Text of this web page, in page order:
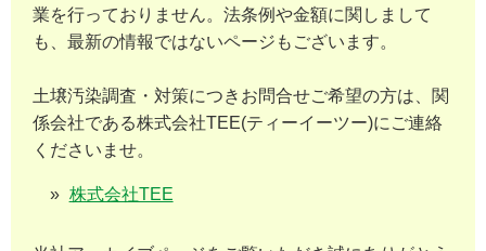
業を行っておりません。法条例や金額に関しまして
も、最新の情報ではないページもございます。
土壌汚染調査・対策につきお問合せご希望の方は、関
係会社である株式会社TEE(ティーイーツー)にご連絡
くださいませ。
株式会社TEE